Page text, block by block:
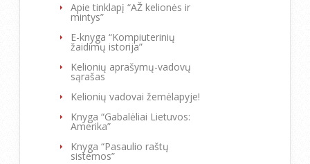
Apie tinklapį “AŽ kelionės ir
mintys”
E-knyga “Kompiuterinių
žaidimų istorija”
Kelionių aprašymų-vadovų
sąrašas
Kelionių vadovai žemėlapyje!
Knyga “Gabalėliai Lietuvos:
Amerika”
Knyga “Pasaulio raštų
sistemos”